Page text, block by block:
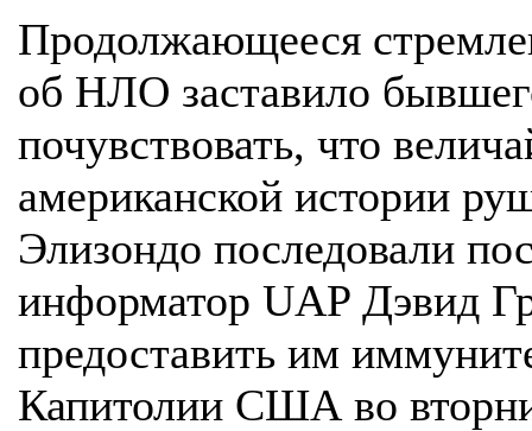
Продолжающееся
об НЛО заставило
почувствовать, что
американской истории
Элизондо последовали
информатор UAP Дэвид
предоставить им
Капитолии США во